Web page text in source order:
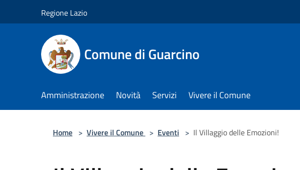
Regione Lazio
Comune di Guarcino
Amministrazione Novità Servizi Vivere il Comune
Home > Vivere il Comune > Eventi > Il Villaggio delle Emozioni!